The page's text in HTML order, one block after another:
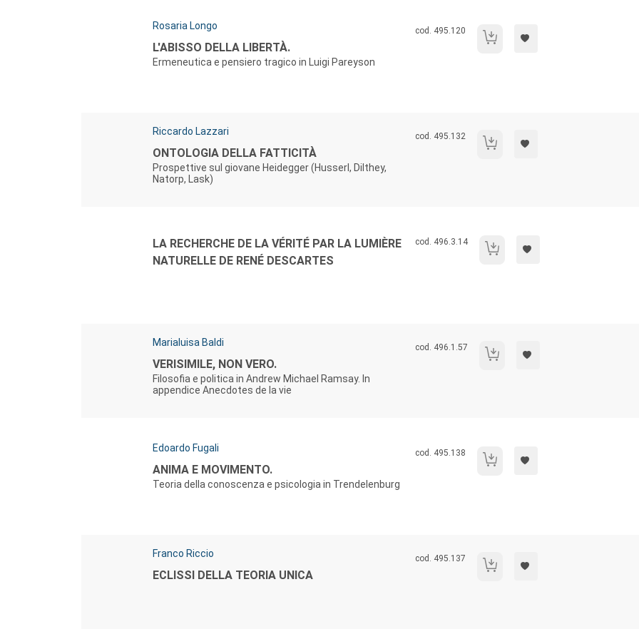
Autori:
Rosaria Longo
Titolo:
L'ABISSO DELLA LIBERTÀ.
Ermeneutica e pensiero tragico in Luigi Pareyson
Codice libro:
cod. 495.120 L'abisso della libertà.
Autori:
Riccardo Lazzari
Titolo:
ONTOLOGIA DELLA FATTICITÀ
Prospettive sul giovane Heidegger (Husserl, Dilthey,
Natorp, Lask)
Codice libro:
cod. 495.132 Ontologia della fatticità
Autori:
Titolo:
LA RECHERCHE DE LA VÉRITÉ PAR LA LUMIÈRE
NATURELLE DE RENÉ DESCARTES
Codice libro:
cod. 496.3.14 La recherche de la vérité par la lumière
Autori:
Marialuisa Baldi
Titolo:
VERISIMILE, NON VERO.
Filosofia e politica in Andrew Michael Ramsay. In
appendice Anecdotes de la vie
Codice libro:
cod. 496.1.57 Verisimile, non vero.
Autori:
Edoardo Fugali
Titolo:
ANIMA E MOVIMENTO.
Teoria della conoscenza e psicologia in Trendelenburg
Codice libro:
cod. 495.138 Anima e movimento.
Autori:
Franco Riccio
Titolo:
ECLISSI DELLA TEORIA UNICA
Codice libro:
cod. 495.137 Eclissi della teoria unica